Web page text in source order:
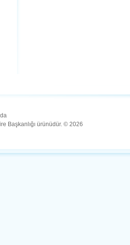
Başkanlığı ürünüdür. © 2026